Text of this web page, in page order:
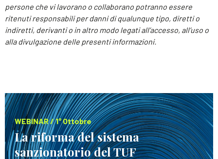
persone che vi lavorano o collaborano potranno essere
ritenuti responsabili per danni di qualunque tipo, diretti o
indiretti, derivanti o in altro modo legati all’accesso, all’uso o
alla divulgazione delle presenti informazioni.
WEBINAR / 1° Ottobre
La riforma del sistema
sanzionatorio del TUF